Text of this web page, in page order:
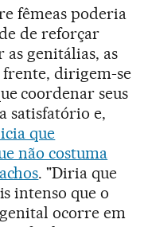
fêmeas poderia
de reforçar
as genitálias, as
frente, dirigem-se
coordenar seus
satisfatório e,
que
não costuma
. "Diria que
intenso que o
ocorre em